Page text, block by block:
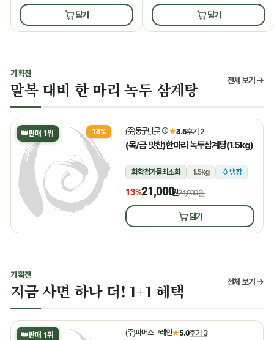
담기 담기
기획전
말복 대비 한 마리 녹두 삼계탕 전체 보기 →
👑판매 1위 13% (주)둥구나무 ★3.5후기 2
(목/금 맛찬)한마리 녹두삼계탕(1.5kg)
화학첨가물최소화 1.5kg 냉장
13%21,000원24,000원
담기
기획전
지금 사면 하나 더! 1+1 혜택 전체 보기 →
👑판매 1위 (주)파머스그레인★5.0후기 3